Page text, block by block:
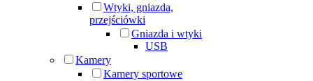
Wtyki, gniazda,
przejściówki
Gniazda i wtyki
USB
Kamery
Kamery sportowe